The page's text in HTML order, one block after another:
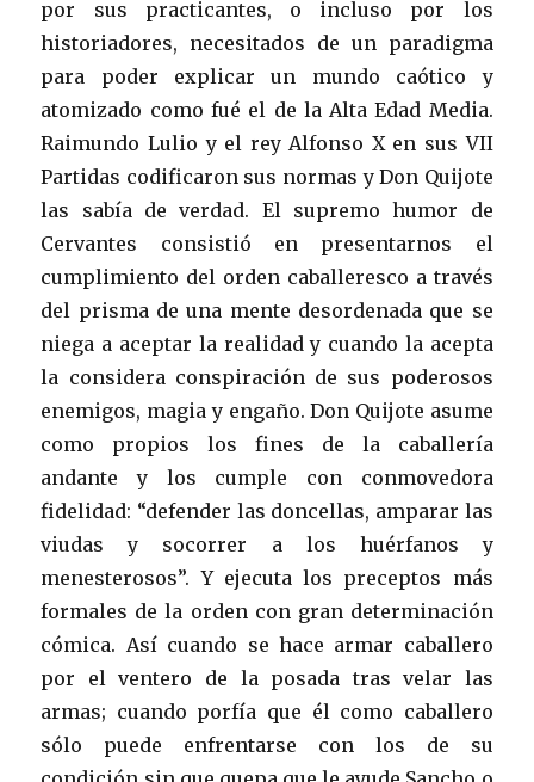
por sus practicantes, o incluso por los
historiadores, necesitados de un paradigma
para poder explicar un mundo caótico y
atomizado como fué el de la Alta Edad Media.
Raimundo Lulio y el rey Alfonso X en sus VII
Partidas codificaron sus normas y Don Quijote
las sabía de verdad. El supremo humor de
Cervantes consistió en presentarnos el
cumplimiento del orden caballeresco a través
del prisma de una mente desordenada que se
niega a aceptar la realidad y cuando la acepta
la considera conspiración de sus poderosos
enemigos, magia y engaño. Don Quijote asume
como propios los fines de la caballería
andante y los cumple con conmovedora
fidelidad: “defender las doncellas, amparar las
viudas y socorrer a los huérfanos y
menesterosos”. Y ejecuta los preceptos más
formales de la orden con gran determinación
cómica. Así cuando se hace armar caballero
por el ventero de la posada tras velar las
armas; cuando porfía que él como caballero
sólo puede enfrentarse con los de su